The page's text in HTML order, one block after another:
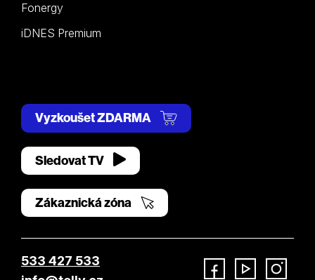
Fonergy
iDNES Premium
Vyzkoušet ZDARMA
Sledovat TV
Zákaznická zóna
533 427 533